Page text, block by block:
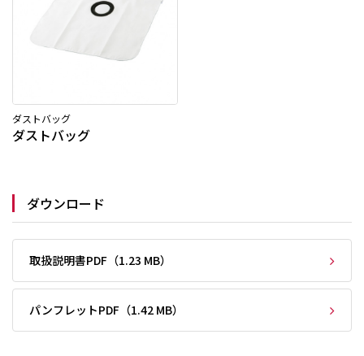
ダストバッグ
ダストバッグ
ダウンロード
取扱説明書PDF（1.23 MB）
パンフレットPDF（1.42 MB）